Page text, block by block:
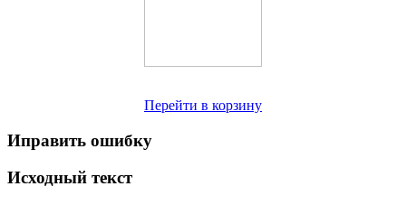
Перейти в корзину
Иправить ошибку
Исходный текст